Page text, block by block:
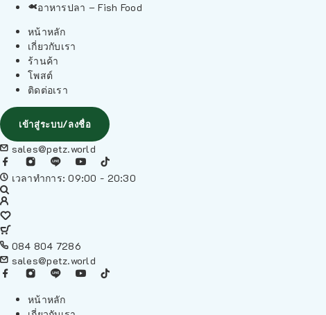
อาหารปลา – Fish Food
หน้าหลัก
เกี่ยวกับเรา
ร้านค้า
โพสต์
ติดต่อเรา
เข้าสู่ระบบ/ลงชื่อ
sales@petz.world
เวลาทำการ: 09:00 - 20:30
084 804 7286
sales@petz.world
หน้าหลัก